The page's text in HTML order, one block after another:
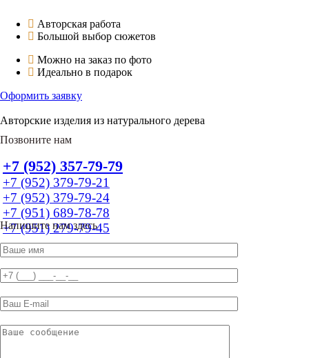
Авторская работа
Большой выбор сюжетов
Можно на заказ по фото
Идеально в подарок
Оформить заявку
Авторские изделия из натурального дерева
Позвоните нам
+7 (952) 357-79-79
+7 (952) 379-79-21
+7 (952) 379-79-24
+7 (951) 689-78-78
+7 (951) 279-79-45
Напишите нам здесь